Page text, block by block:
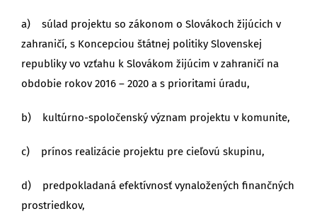
a) súlad projektu so zákonom o Slovákoch žijúcich v
zahraničí, s Koncepciou štátnej politiky Slovenskej
republiky vo vzťahu k Slovákom žijúcim v zahraničí na
obdobie rokov 2016 – 2020 a s prioritami úradu,
b) kultúrno-spoločenský význam projektu v komunite,
c) prínos realizácie projektu pre cieľovú skupinu,
d) predpokladaná efektívnosť vynaložených finančných
prostriedkov,